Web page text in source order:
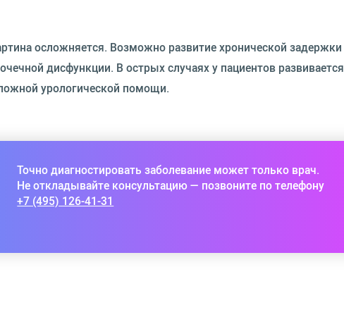
осложняется. Возможно развитие хронической задержки
дисфункции. В острых случаях у пациентов развивается
урологической помощи.
Точно диагностировать заболевание может только врач.
Не откладывайте консультацию — позвоните по телефону
+7 (495) 126-41-31